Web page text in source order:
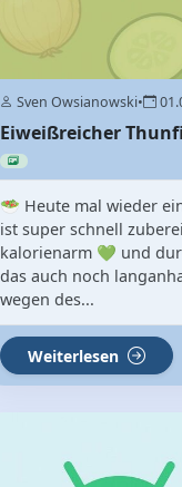
Sven Owsianowski•
Eiweißreicher
🥗 Heute mal wieder
ist super schnell
kalorienarm 💚 und
das auch noch
wegen des...
Weiterlesen